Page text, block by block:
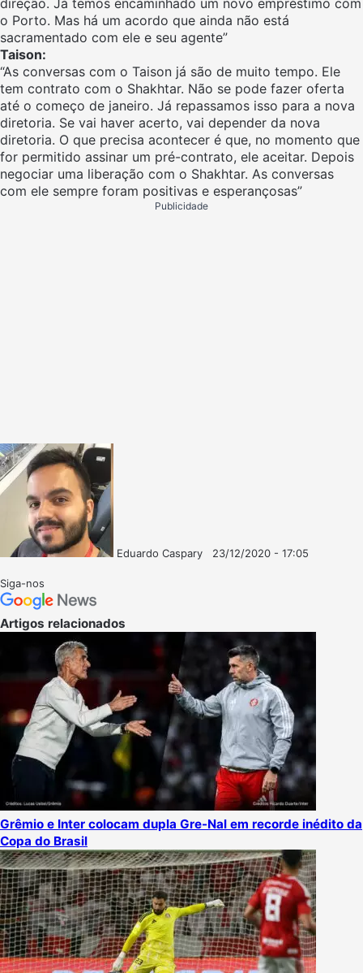
o Porto. Mas há um acordo que ainda não está
sacramentado com ele e seu agente”
Taison:
“As conversas com o Taison já são de muito tempo. Ele
tem contrato com o Shakhtar. Não se pode fazer oferta
até o começo de janeiro. Já repassamos isso para a nova
diretoria. Se vai haver acerto, vai depender da nova
diretoria. O que precisa acontecer é que, no momento que
for permitido assinar um pré-contrato, ele aceitar. Depois
negociar uma liberação com o Shakhtar. As conversas
com ele sempre foram positivas e esperançosas”
Publicidade
Eduardo Caspary
23/12/2020 - 17:05
Siga-nos
Artigos relacionados
Grêmio e Inter colocam dupla Gre-Nal em recorde inédito da
Copa do Brasil